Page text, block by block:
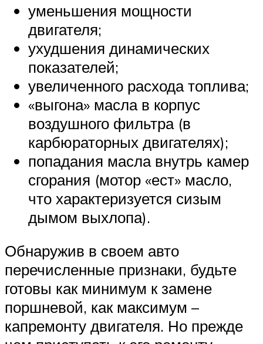
уменьшения мощности
двигателя;
ухудшения динамических
показателей;
увеличенного расхода топлива;
«выгона» масла в корпус
воздушного фильтра (в
карбюраторных двигателях);
попадания масла внутрь камер
сгорания (мотор «ест» масло,
что характеризуется сизым
дымом выхлопа).
Обнаружив в своем авто
перечисленные признаки, будьте
готовы как минимум к замене
поршневой, как максимум –
капремонту двигателя. Но прежде